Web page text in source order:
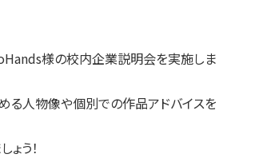
様の校内企業説明会を実施しま
る人物像や個別での作品アドバイスを
う！